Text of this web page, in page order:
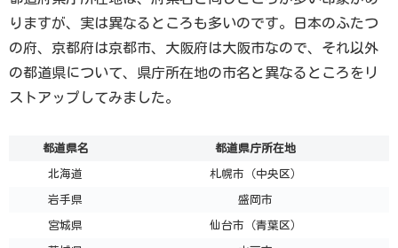
りますが、実は異なるところも多いのです。日本のふたつ
の府、京都府は京都市、大阪府は大阪市なので、それ以外
の都道県について、県庁所在地の市名と異なるところをリ
ストアップしてみました。
都道県名 都道県庁所在地
北海道 札幌市（中央区）
岩手県 盛岡市
宮城県 仙台市（青葉区）